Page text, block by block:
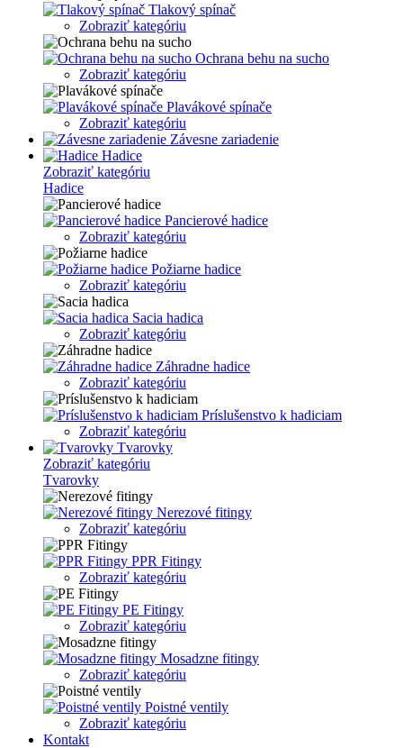
Tlakový spínač
Zobraziť kategóriu
Ochrana behu na sucho
Zobraziť kategóriu
Plavákové spínače
Zobraziť kategóriu
Závesne zariadenie
Hadice
Zobraziť kategóriu
Hadice
Pancierové hadice
Zobraziť kategóriu
Požiarne hadice
Zobraziť kategóriu
Sacia hadica
Zobraziť kategóriu
Záhradne hadice
Zobraziť kategóriu
Príslušenstvo k hadiciam
Zobraziť kategóriu
Tvarovky
Zobraziť kategóriu
Tvarovky
Nerezové fitingy
Zobraziť kategóriu
PPR Fitingy
Zobraziť kategóriu
PE Fitingy
Zobraziť kategóriu
Mosadzne fitingy
Zobraziť kategóriu
Poistné ventily
Zobraziť kategóriu
Kontakt